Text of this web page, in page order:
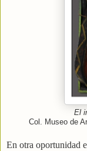
El
Col. Museo de
En otra oportunidad